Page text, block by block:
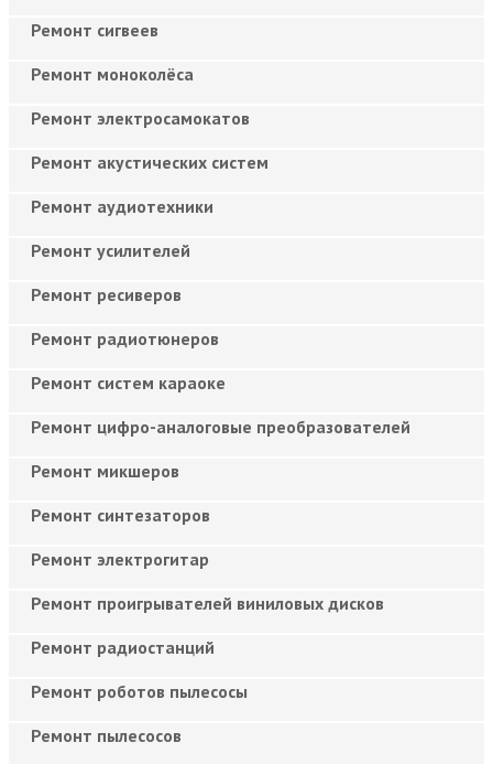
Ремонт сигвеев
Ремонт моноколёса
Ремонт электросамокатов
Ремонт акустических систем
Ремонт аудиотехники
Ремонт усилителей
Ремонт ресиверов
Ремонт радиотюнеров
Ремонт систем караоке
Ремонт цифро-аналоговые преобразователей
Ремонт микшеров
Ремонт синтезаторов
Ремонт электрогитар
Ремонт проигрывателей виниловых дисков
Ремонт радиостанций
Ремонт роботов пылесосы
Ремонт пылесосов